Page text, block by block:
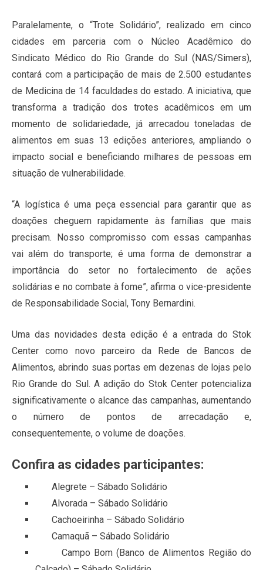
Paralelamente, o “Trote Solidário”, realizado em cinco
cidades em parceria com o Núcleo Acadêmico do
Sindicato Médico do Rio Grande do Sul (NAS/Simers),
contará com a participação de mais de 2.500 estudantes
de Medicina de 14 faculdades do estado. A iniciativa, que
transforma a tradição dos trotes acadêmicos em um
momento de solidariedade, já arrecadou toneladas de
alimentos em suas 13 edições anteriores, ampliando o
impacto social e beneficiando milhares de pessoas em
situação de vulnerabilidade.
“A logística é uma peça essencial para garantir que as
doações cheguem rapidamente às famílias que mais
precisam. Nosso compromisso com essas campanhas
vai além do transporte; é uma forma de demonstrar a
importância do setor no fortalecimento de ações
solidárias e no combate à fome”, afirma o vice-presidente
de Responsabilidade Social, Tony Bernardini.
Uma das novidades desta edição é a entrada do Stok
Center como novo parceiro da Rede de Bancos de
Alimentos, abrindo suas portas em dezenas de lojas pelo
Rio Grande do Sul. A adição do Stok Center potencializa
significativamente o alcance das campanhas, aumentando
o número de pontos de arrecadação e,
consequentemente, o volume de doações.
Confira as cidades participantes:
Alegrete – Sábado Solidário
Alvorada – Sábado Solidário
Cachoeirinha – Sábado Solidário
Camaquã – Sábado Solidário
Campo Bom (Banco de Alimentos Região do